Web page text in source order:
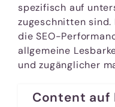
spezifisch auf
zugeschnitten
die SEO-
allgemeine
und zugänglicher
Content auf